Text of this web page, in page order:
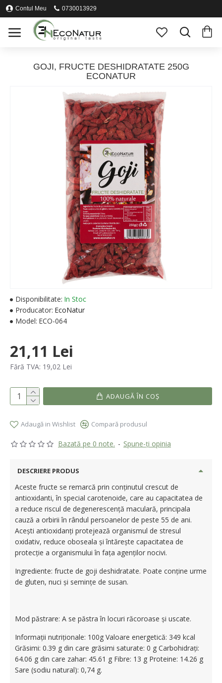
Contul Meu 0730013929
GOJI, FRUCTE DESHIDRATATE 250G
ECONATUR
Disponibilitate: In Stoc
Producator: EcoNatur
Model: ECO-064
Bazată pe 0 note. - Spune-ţi opinia
21,11 Lei
Fără TVA: 19,02 Lei
ADAUGĂ ÎN COŞ
Adaugă in Wishlist Compară produsul
DESCRIERE PRODUS
Aceste fructe se remarcă prin conţinutul crescut de
antioxidanti, în special carotenoide, care au capacitatea de
a reduce riscul de degenerescenţă maculară, principala
cauză a orbirii în rândul persoanelor de peste 55 de ani.
Aceşti antioxidanţi protejează organismul de stresul
oxidativ, reduce oboseala şi întăreşte capacitatea de
protecţie a organismului în faţa agenţilor nocivi.
Ingrediente: fructe de goji deshidratate. Poate conține urme
de gluten, nuci și semințe de susan.
Mod păstrare: A se păstra în locuri răcoroase și uscate.
Informații nutriționale: 100g Valoare energetică: 349 kcal
Grăsimi: 0.39 g din care grăsimi saturate: 0 g Carbohidrați:
64.06 g din care zahar: 45.61 g Fibre: 13 g Proteine: 14.26 g
Sare (sodiu natural): 0,74 g.